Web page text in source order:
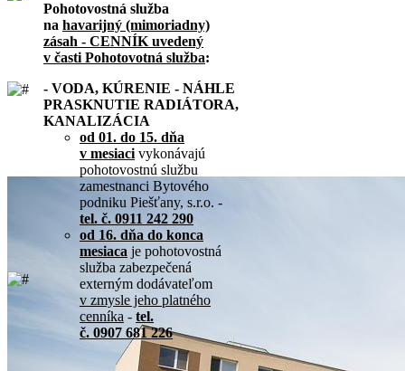
Pohotovostná služba
na havarijný (mimoriadny)
zásah - CENNÍK uvedený
v časti Pohotovotná služba:
- VODA, KÚRENIE - NÁHLE
PRASKNUTIE RADIÁTORA,
KANALIZÁCIA
od 01. do 15. dňa
v mesiaci vykonávajú
pohotovostnú službu
zamestnanci Bytového
podniku Piešťany, s.r.o. -
tel. č. 0911 242 290
od 16. dňa do konca
mesiaca je pohotovostná
služba zabezpečená
externým dodávateľom
v zmysle jeho platného
cenníka - tel.
č. 0907 681 226